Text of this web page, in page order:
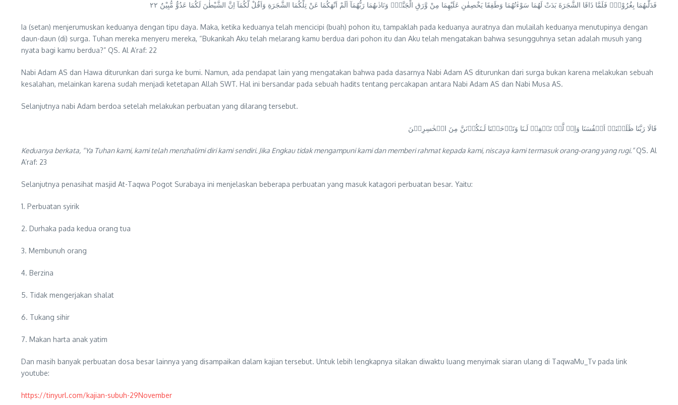
فَدَلّٰىهُمَا بِغُرُوْرٍۚ فَلَمَّا ذَاقَا الشَّجَرَةَ بَدَتْ لَهُمَا سَوْءٰتُهُمَا وَطَفِقَا يَخْصِفٰنِ عَلَيْهِمَا مِنْ وَّرَقِ الْجَنَّةِۗ وَنَادٰىهُمَا رَبُّهُمَآ اَلَمْ اَنْهَكُمَا عَنْ تِلْكُمَا الشَّجَرَةِ وَاَقُلْ لَّكُمَآ اِنَّ الشَّيْطٰنَ لَكُمَا عَدُوٌّ مُّبِيْنٌ ٢٢
Ia (setan) menjerumuskan keduanya dengan tipu daya. Maka, ketika keduanya telah mencicipi (buah) pohon itu, tampaklah pada keduanya auratnya dan mulailah keduanya menutupinya dengan
daun-daun (di) surga. Tuhan mereka menyeru mereka, “Bukankah Aku telah melarang kamu berdua dari pohon itu dan Aku telah mengatakan bahwa sesungguhnya setan adalah musuh yang
nyata bagi kamu berdua?” QS. Al A’raf: 22
Nabi Adam AS dan Hawa diturunkan dari surga ke bumi. Namun, ada pendapat lain yang mengatakan bahwa pada dasarnya Nabi Adam AS diturunkan dari surga bukan karena melakukan sebuah
kesalahan, melainkan karena sudah menjadi ketetapan Allah SWT. Hal ini bersandar pada sebuah hadits tentang percakapan antara Nabi Adam AS dan Nabi Musa AS.
Selanjutnya nabi Adam berdoa setelah melakukan perbuatan yang dilarang tersebut.
قَالَا رَبَّنَا ظَلَمۡنَاۤ اَنۡفُسَنَا وَاِنۡ لَّمۡ تَغۡفِرۡ لَـنَا وَتَرۡحَمۡنَا لَـنَكُوۡنَنَّ مِنَ الۡخٰسِرِيۡنَ
Keduanya berkata, “Ya Tuhan kami, kami telah menzhalimi diri kami sendiri. Jika Engkau tidak mengampuni kami dan memberi rahmat kepada kami, niscaya kami termasuk orang-orang yang rugi.”QS. Al
A’raf: 23
Selanjutnya penasihat masjid At-Taqwa Pogot Surabaya ini menjelaskan beberapa perbuatan yang masuk katagori perbuatan besar. Yaitu:
1. Perbuatan syirik
2. Durhaka pada kedua orang tua
3. Membunuh orang
4. Berzina
5. Tidak mengerjakan shalat
6. Tukang sihir
7. Makan harta anak yatim
Dan masih banyak perbuatan dosa besar lainnya yang disampaikan dalam kajian tersebut. Untuk lebih lengkapnya silakan diwaktu luang menyimak siaran ulang di TaqwaMu_Tv pada link
youtube:
https://tinyurl.com/kajian-subuh-29November